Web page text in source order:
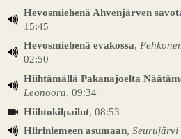
Hevosmiehenä Ahvenjärven
15:45
Hevosmiehenä evakossa,
02:50
Hiihtämällä Pakanajoelta
Leonoora, 09:34
Hiihtokilpailut, 08:53
Hiiriniemeen asumaan, Seurujärvi